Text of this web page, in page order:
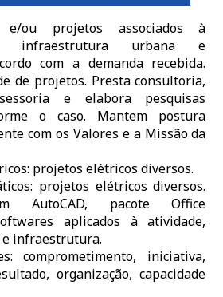
e/ou projetos associados à
infraestrutura urbana e
com a demanda recebida.
de projetos. Presta consultoria,
e elabora pesquisas
o caso. Mantem postura
com os Valores e a Missão da
projetos elétricos diversos.
projetos elétricos diversos.
AutoCAD, pacote Office
aplicados à atividade,
infraestrutura.
comprometimento, iniciativa,
organização, capacidade